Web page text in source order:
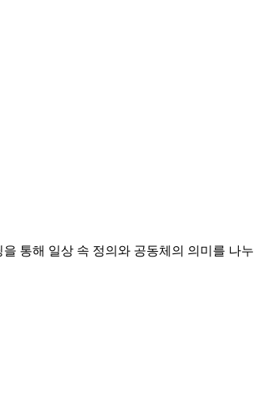
통해 일상 속 정의와 공동체의 의미를 나누